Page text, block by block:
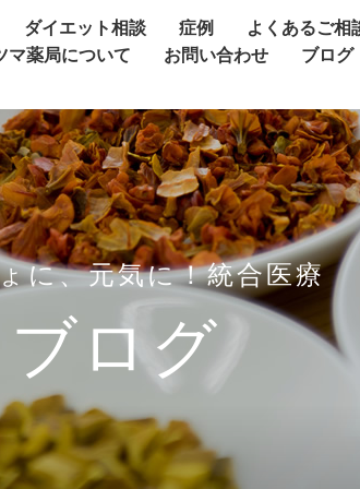
ダイエット相談 症例
よくあるご相
マ薬局について お問い合わせ
ブログ
に、元気に！統合医療
ブログ